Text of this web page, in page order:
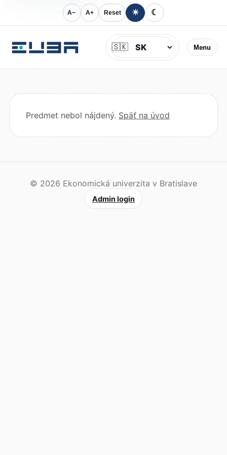
A− A+ Reset ☀ ☾
Menu
Jazyk
🇸🇰
Predmet nebol nájdený. Späť na úvod
© 2026 Ekonomická univerzita v Bratislave
Admin login